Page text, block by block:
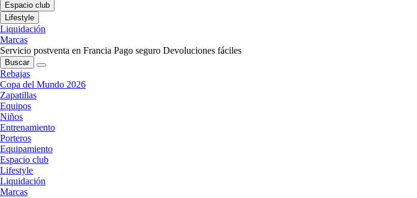
Espacio club
Lifestyle
Liquidación
Marcas
Servicio postventa en Francia Pago seguro Devoluciones fáciles
Buscar
Rebajas
Copa del Mundo 2026
Zapatillas
Equipos
Niños
Entrenamiento
Porteros
Equipamiento
Espacio club
Lifestyle
Liquidación
Marcas